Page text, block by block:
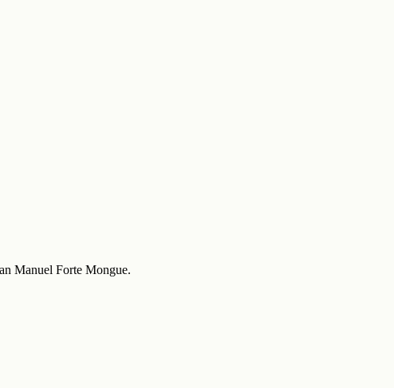
Manuel Forte Mongue.